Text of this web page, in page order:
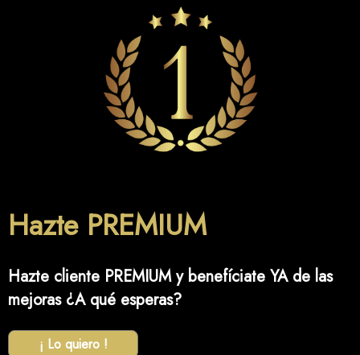
Hazte PREMIUM
Hazte cliente PREMIUM y benefíciate YA de las
mejoras ¿A qué esperas?
¡ Lo quiero !